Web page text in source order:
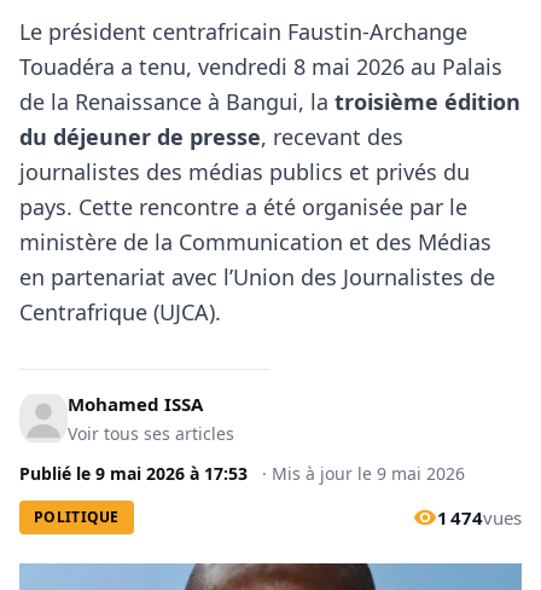
Le président centrafricain Faustin-Archange
Touadéra a tenu, vendredi 8 mai 2026 au Palais
de la Renaissance à Bangui, la troisième édition
du déjeuner de presse, recevant des
journalistes des médias publics et privés du
pays. Cette rencontre a été organisée par le
ministère de la Communication et des Médias
en partenariat avec l’Union des Journalistes de
Centrafrique (UJCA).
Mohamed ISSA
Voir tous ses articles
Publié le 9 mai 2026 à 17:53 · Mis à jour le 9 mai 2026
POLITIQUE 1 474vues